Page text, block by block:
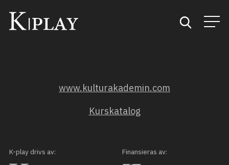
Kategorier
Mina favoriter
www.kulturakademin.com
Kurskatalog
K-play drivs av: Finansieras av: